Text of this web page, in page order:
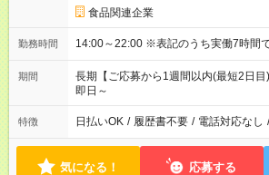
食品関連企業
勤務時間 14:00～22:00 ※表記のうち実働7時間
期間
長期【ご応募から1週間以内(最短2日目
即日～
特徴 日払いOK / 履歴書不要 / 電話対応なし /
気になる！ 応募する